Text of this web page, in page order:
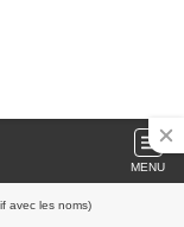
MENU
avec les noms)